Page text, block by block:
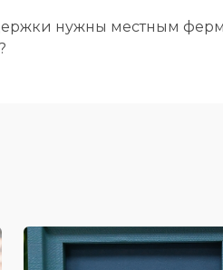
нужны местным